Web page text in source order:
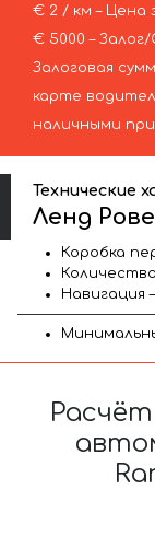
€ 2 / км – Цена
€ 5000 –
Залоговая
карте
наличными
Технические
Ленд
Коробка
Навигация